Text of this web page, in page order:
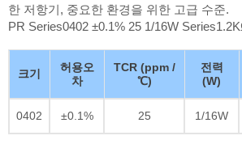
한 저항기, 중요한 환경을 위한 고급 수준.
PR Series0402 ±0.1% 25 1/16W
크기
허용오
차
TCR (ppm /
℃)
전력
(W)
0402 ±0.1% 25 1/16W